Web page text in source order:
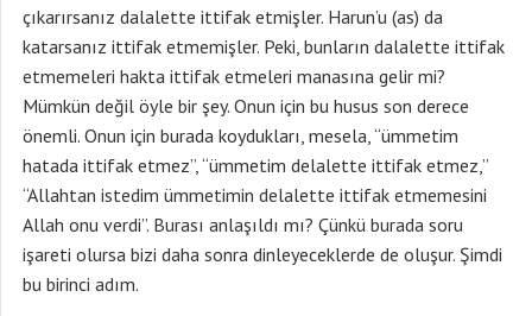
çıkarırsanız dalalette ittifak etmişler. Harun’u (as) da
katarsanız ittifak etmemişler. Peki, bunların dalalette ittifak
etmemeleri hakta ittifak etmeleri manasına gelir mi?
Mümkün değil öyle bir şey. Onun için bu husus son derece
önemli. Onun için burada koydukları, mesela, “ümmetim
hatada ittifak etmez”, “ümmetim delalette ittifak etmez,”
“Allahtan istedim ümmetimin delalette ittifak etmemesini
Allah onu verdi”. Burası anlaşıldı mı? Çünkü burada soru
işareti olursa bizi daha sonra dinleyeceklerde de oluşur. Şimdi
bu birinci adım.